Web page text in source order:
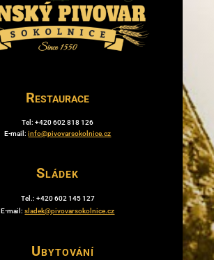
Restaurace
Tel: +420 602 818 126
E-mail:info@pivovarsokolnice.cz
Sládek
Tel.: +420 602 145 127
E-mail:sladek@pivovarsokolnice.cz
Ubytování